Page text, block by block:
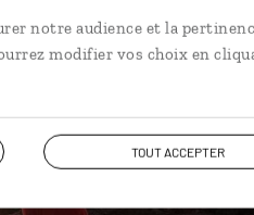
notre audience et la
modifier vos choix en
TOUT ACCEPTER